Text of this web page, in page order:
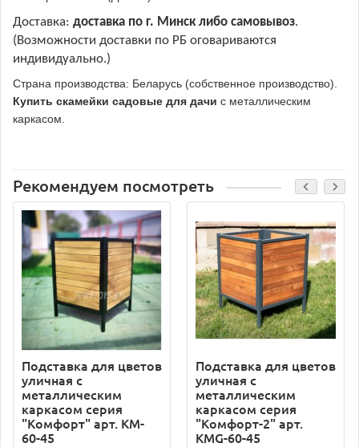
Доставка: доставка по г. Минск либо самовывоз.
(Возможности доставки по РБ оговариваются
индивидуально.)
Страна производства: Беларусь (собственное производство).
Купить скамейки садовые для дачи с металлическим
каркасом.
Рекомендуем посмотреть
Подставка для цветов
уличная с
металлическим
каркасом серия
"Комфорт" арт. KM-
60-45
Подставка для цветов
уличная с
металлическим
каркасом серия
"Комфорт-2" арт.
KMG-60-45